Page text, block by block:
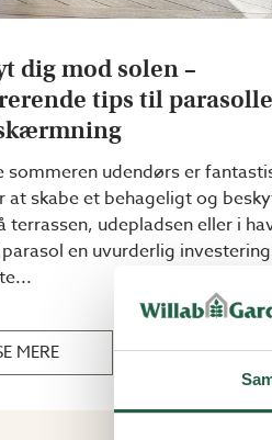
dig mod solen –
tips til
sommeren udendørs er
at skabe et behageligt og
terrassen, udepladsen eller i
en uvurderlig
MERE